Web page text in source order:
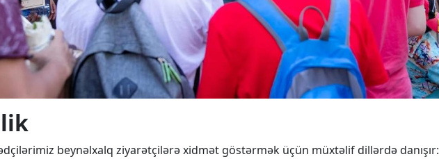
beynəlxalq ziyarətçilərə xidmət göstərmək üçün müxtəlif dillərdə danışır: